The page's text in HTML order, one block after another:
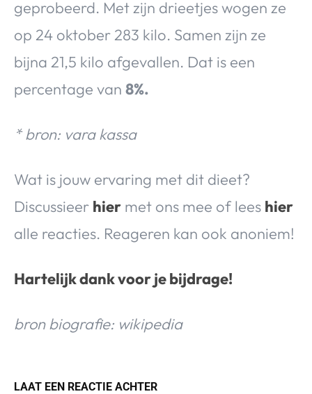
geprobeerd. Met zijn drieetjes wogen ze
op 24 oktober 283 kilo. Samen zijn ze
bijna 21,5 kilo afgevallen. Dat is een
percentage van 8%.
* bron: vara kassa
Wat is jouw ervaring met dit dieet?
Discussieer hier met ons mee of lees hier
alle reacties. Reageren kan ook anoniem!
Hartelijk dank voor je bijdrage!
bron biografie: wikipedia
LAAT EEN REACTIE ACHTER